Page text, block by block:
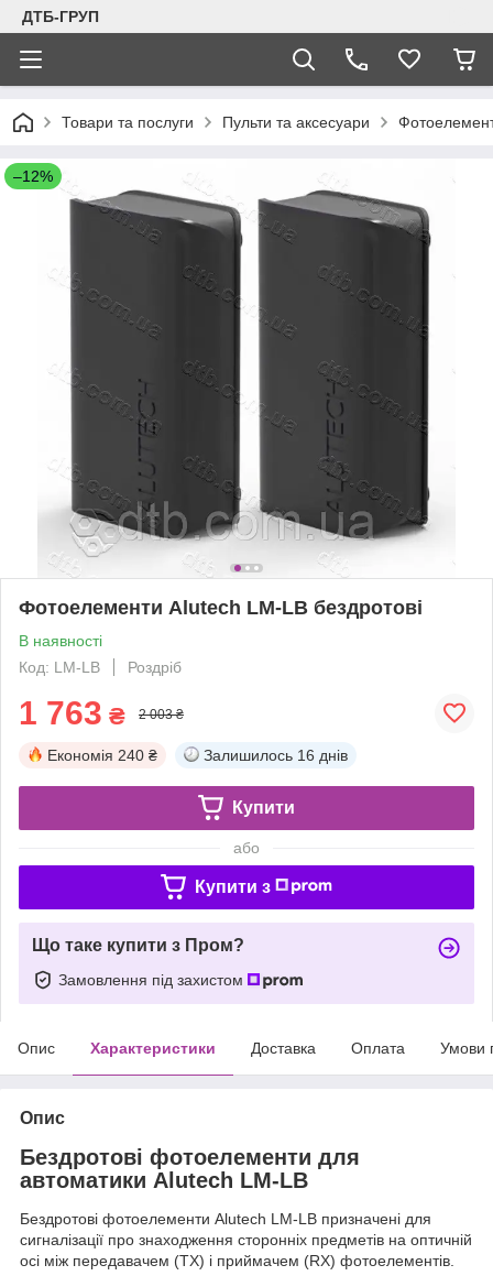
ДТБ-ГРУП
Товари та послуги Пульти та аксесуари
–12%
Фотоелементи Alutech LM-LB бездротові
В наявності
Код: LM-LB
Роздріб
1 763 ₴ 2 003 ₴
Економія 240 ₴ Залишилось 16 днів
Купити
або
Купити з
Що таке купити з Пром?
Замовлення під захистом
Опис Характеристики Доставка Оплата Умови
Опис
Бездротові фотоелементи для
автоматики Alutech LM-LB
Бездротові фотоелементи Alutech LM-LB призначені для
сигналізації про знаходження сторонніх предметів на оптичній
осі між передавачем (TX) і приймачем (RX) фотоелементів.